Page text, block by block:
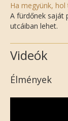
Ha megyünk,
A fürdőnek saját
utcáiban lehet.
Videók
Élmények